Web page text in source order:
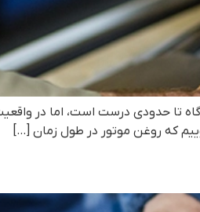
تا حدودی درست است، اما در
که روغن موتور در طول زمان […]